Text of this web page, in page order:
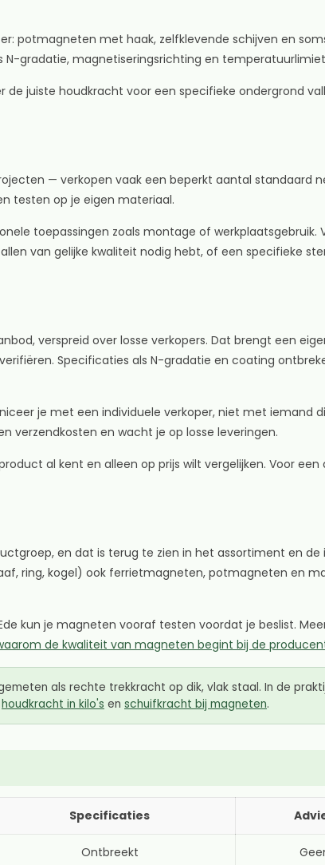
potmagneten met haak, zelfklevende schijven en
gradatie, magnetiseringsrichting en
juiste houdkracht voor een specifieke ondergrond
— verkopen vaak een beperkt aantal standaard
testen op je eigen materiaal.
toepassingen zoals montage of werkplaatsgebruik.
van gelijke kwaliteit nodig hebt, of een specifieke
verspreid over losse verkopers. Dat brengt een
Specificaties als N-gradatie en coating
je met een individuele verkoper, niet met iemand
verzendkosten en wacht je op losse leveringen.
al kent en alleen op prijs wilt vergelijken. Voor
en dat is terug te zien in het assortiment en
ring, kogel) ook ferrietmagneten, potmagneten en
kun je magneten vooraf testen voordat je beslist.
de kwaliteit van magneten begint bij de
als rechte trekkracht op dik, vlak staal. In de
houdkracht in kilo's en schuifkracht bij magneten.
Specificaties
Ontbreekt